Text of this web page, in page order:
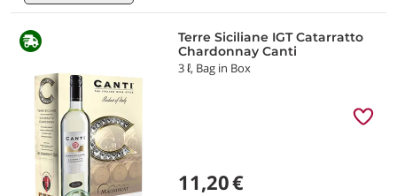
Terre Siciliane IGT Catarratto
Chardonnay Canti
3 ℓ, Bag in Box
11,20€